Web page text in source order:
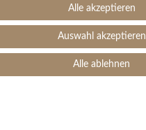
auf Rechnung
Auftragsverfolgung
Alle akzeptieren
Auswahl akzeptieren
Alle ablehnen